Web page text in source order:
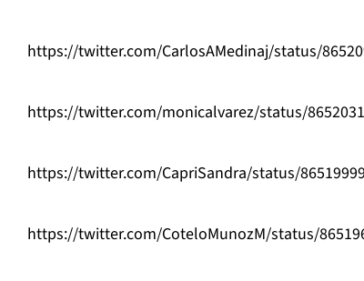
https://twitter.com/CarlosAMedinaj/status/
https://twitter.com/monicalvarez/status/
https://twitter.com/CapriSandra/status/
https://twitter.com/CoteloMunozM/status/